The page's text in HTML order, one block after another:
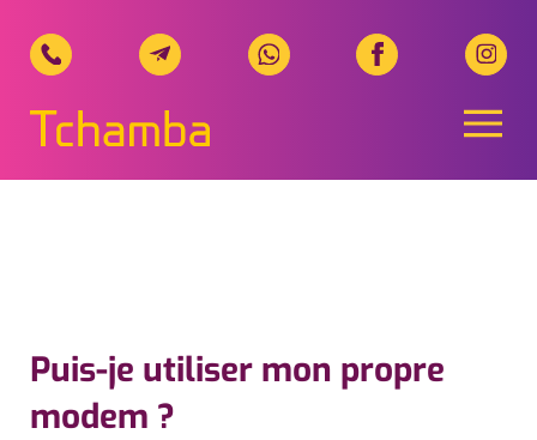
Tchamba Telecom, Ihr
Puis-je utiliser mon propre
modem ?